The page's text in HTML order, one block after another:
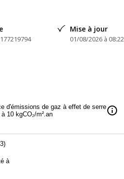
Mise à jour
01/08/2026 à 08:22
d'émissions de gaz à effet de serre
10 kgCO₂/m².an
info
à